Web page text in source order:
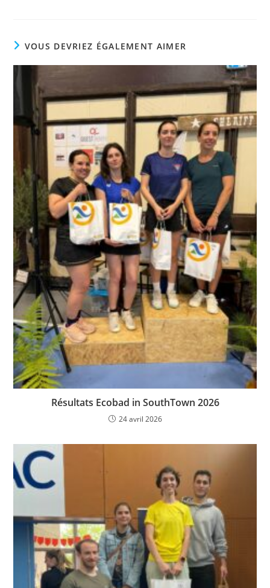
VOUS DEVRIEZ ÉGALEMENT AIMER
Résultats Ecobad in SouthTown 2026
24 avril 2026